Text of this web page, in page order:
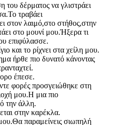
του δέρματος να γλιστράει
τραβάει
στον λαιμό,στο στήθος,στην
στο μουνί μου.Ήξερα τι
επιφύλασσε.
και το ρίχνει στα χείλη μου.
ήρθε πιο δυνατό κάνοντας
έπεσε.
φορές προσγειώθηκε στη
μου.Η μια πιο
την άλλη.
στην καρέκλα.
παραμείνεις σιωπηλή